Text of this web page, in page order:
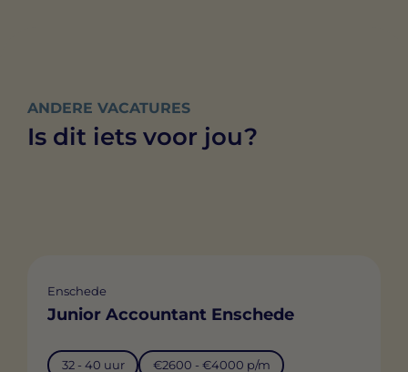
ANDERE VACATURES
Is dit iets voor jou?
Enschede
Junior Accountant Enschede
32 - 40 uur €2600 - €4000 p/m